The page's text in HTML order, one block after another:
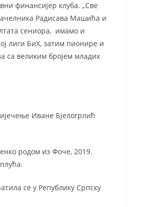
финансијер клуба. „Све
Радисава Машића и
сениора, имамо и
лиги БиХ, затим пионире и
са великим бројем младих
Иване Бјелогрлић
родом из Фоче, 2019.
се у Републику Српску